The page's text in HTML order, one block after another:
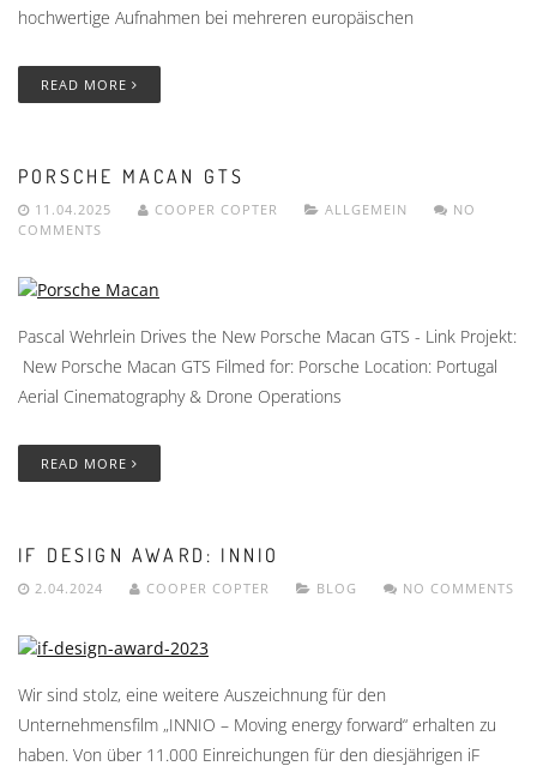
hochwertige Aufnahmen bei mehreren europäischen
READ MORE
PORSCHE MACAN GTS
11.04.2025 COOPER COPTER ALLGEMEIN
NO
COMMENTS
Pascal Wehrlein Drives the New Porsche Macan GTS - Link Projekt:
New Porsche Macan GTS Filmed for: Porsche Location: Portugal
Aerial Cinematography & Drone Operations
READ MORE
IF DESIGN AWARD: INNIO
2.04.2024 COOPER COPTER BLOG NO COMMENTS
Wir sind stolz, eine weitere Auszeichnung für den
Unternehmensfilm „INNIO – Moving energy forward“ erhalten zu
haben. Von über 11.000 Einreichungen für den diesjährigen iF